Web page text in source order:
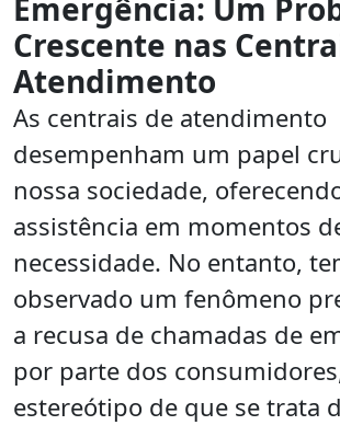
Emergência: Um
Crescente nas
Atendimento
As centrais de atendimento
desempenham um papel
nossa sociedade,
assistência em momentos
necessidade. No entanto,
observado um fenômeno
a recusa de chamadas de
por parte dos
estereótipo de que se trata